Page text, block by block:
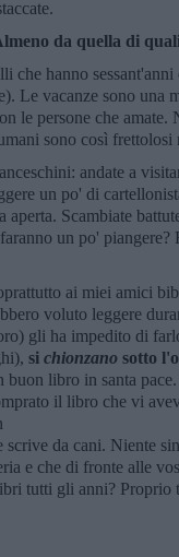
da quella di
hanno sessant'anni
Le vacanze sono una
le persone che
sono così frettolosi
andate a
un po' di
aperta. Scambiate
un po' piangere?
ai miei amici
voluto leggere
gli ha impedito di
si chionzano sotto
libro in santa
il libro che vi
da cani. Niente
e che di fronte alle
tutti gli anni? Proprio